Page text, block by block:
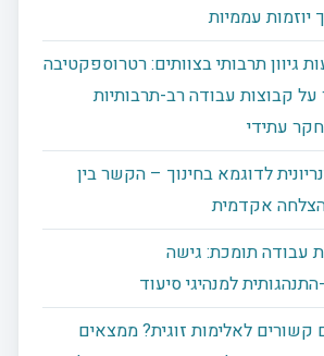
יוזמות עממיות
גיוון תרבותי בצוותים: רטרוספקטיבה
קבוצות עבודה רב-תרבותיות
עתידי
לדוגמא בחינוך – הקשר בין
אקדמית
עבודה תומכת: גישה
התנהגותית למנהיגי סיעוד
קשורים לאלימות זוגית? ממצאים